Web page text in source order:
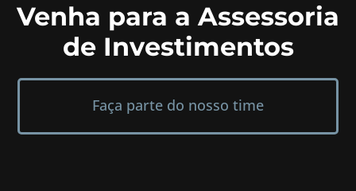
Venha para a Assessoria
de Investimentos
Faça parte do nosso time